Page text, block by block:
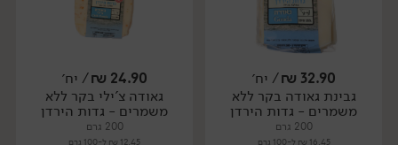
יח׳ יח׳
32.90
₪/ יח׳
גבינת גאודה בקר ללא
משמרים - גדות הירדן
200 גרם
16.45 ₪ ל-100 גרם
24.90
₪/ יח׳
גאודה צ'ילי בקר ללא
משמרים - גדות הירדן
200 גרם
12.45 ₪ ל-100 גרם